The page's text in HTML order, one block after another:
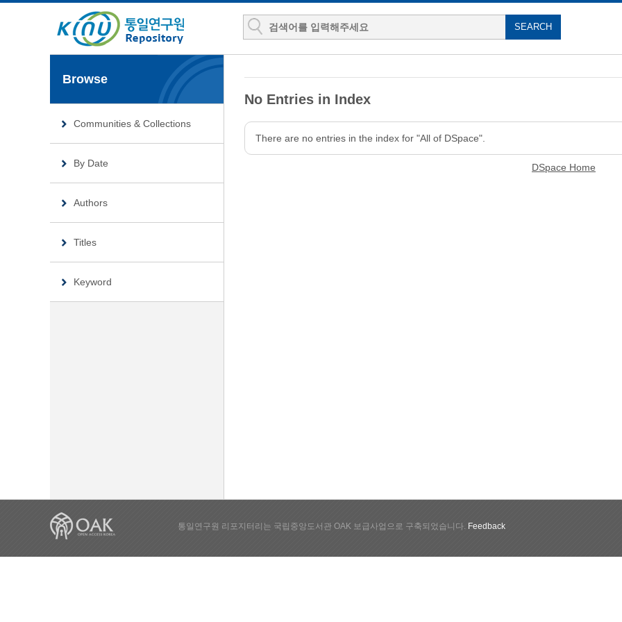
Browse
Communities & Collections
By Date
Authors
Titles
Keyword
No Entries in Index
There are no entries in the index for "All of DSpace".
DSpace Home
통일연구원 리포지터리는 국립중앙도서관 OAK 보급사업으로 구축되었습니다. Feedback